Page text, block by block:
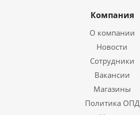
Компания
О компании
Новости
Сотрудники
Вакансии
Магазины
Политика ОПД